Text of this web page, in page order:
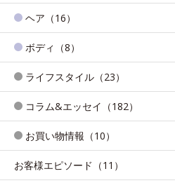
ヘア（16）
ボディ（8）
ライフスタイル（23）
コラム&エッセイ（182）
お買い物情報（10）
お客様エピソード（11）